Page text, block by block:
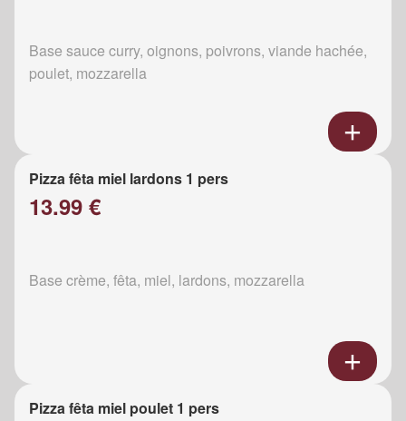
Base sauce curry, oignons, poivrons, viande hachée,
poulet, mozzarella
Pizza fêta miel lardons 1 pers
13.99 €
Base crème, fêta, miel, lardons, mozzarella
Pizza fêta miel poulet 1 pers